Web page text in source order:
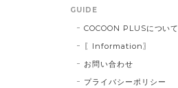
GUIDE
COCOON PLUSについて
〖Information〗
お問い合わせ
プライバシーポリシー